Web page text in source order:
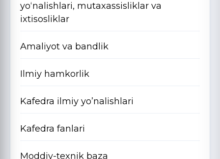
yo‘nalishlari, mutaxassisliklar va
ixtisosliklar
Amaliyot va bandlik
Ilmiy hamkorlik
Kafedra ilmiy yo’nalishlari
Kafedra fanlari
Moddiy-texnik baza